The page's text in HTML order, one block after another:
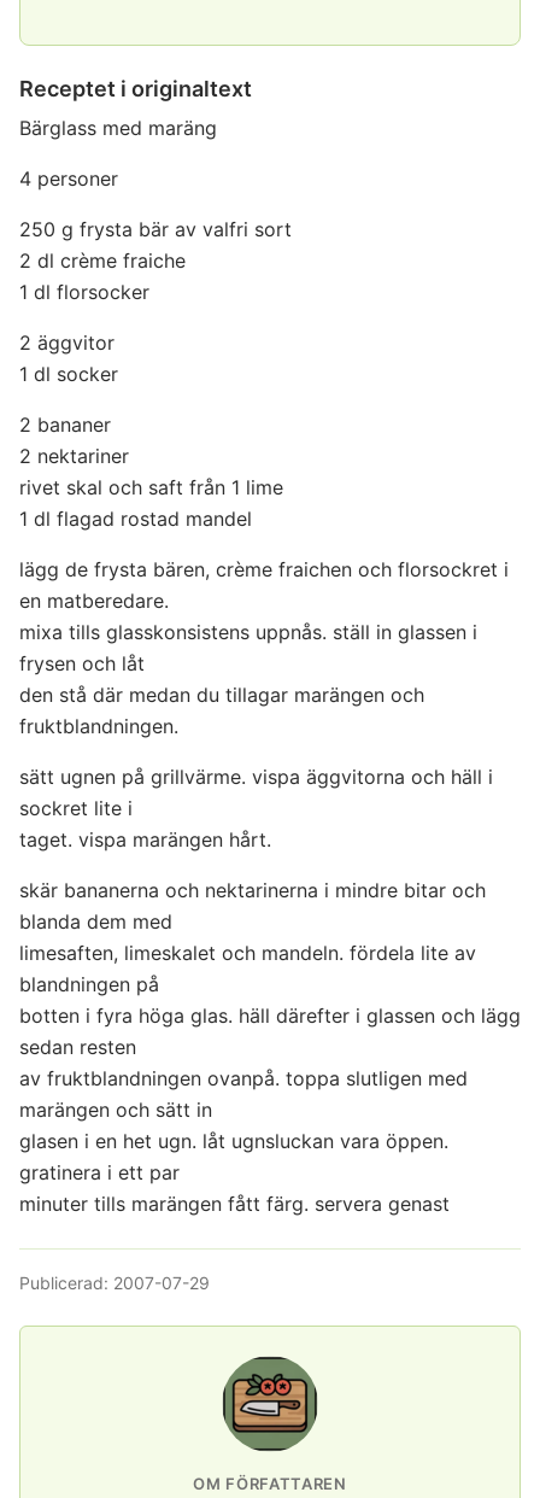
Receptet i originaltext
Bärglass med maräng
4 personer
250 g frysta bär av valfri sort
2 dl crème fraiche
1 dl florsocker
2 äggvitor
1 dl socker
2 bananer
2 nektariner
rivet skal och saft från 1 lime
1 dl flagad rostad mandel
lägg de frysta bären, crème fraichen och florsockret i
en matberedare.
mixa tills glasskonsistens uppnås. ställ in glassen i
frysen och låt
den stå där medan du tillagar marängen och
fruktblandningen.
sätt ugnen på grillvärme. vispa äggvitorna och häll i
sockret lite i
taget. vispa marängen hårt.
skär bananerna och nektarinerna i mindre bitar och
blanda dem med
limesaften, limeskalet och mandeln. fördela lite av
blandningen på
botten i fyra höga glas. häll därefter i glassen och lägg
sedan resten
av fruktblandningen ovanpå. toppa slutligen med
marängen och sätt in
glasen i en het ugn. låt ugnsluckan vara öppen.
gratinera i ett par
minuter tills marängen fått färg. servera genast
Publicerad: 2007-07-29
OM FÖRFATTAREN